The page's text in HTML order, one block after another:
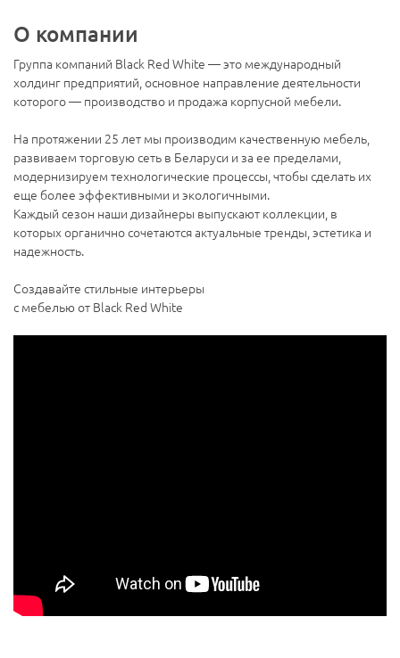
О компании
Группа компаний Black Red White — это международный
холдинг предприятий, основное направление деятельности
которого — производство и продажа корпусной мебели.
На протяжении 25 лет мы производим качественную мебель,
развиваем торговую сеть в Беларуси и за ее пределами,
модернизируем технологические процессы, чтобы сделать их
еще более эффективными и экологичными.
Каждый сезон наши дизайнеры выпускают коллекции, в
которых органично сочетаются актуальные тренды, эстетика и
надежность.
Создавайте стильные интерьеры
с мебелью от Black Red White